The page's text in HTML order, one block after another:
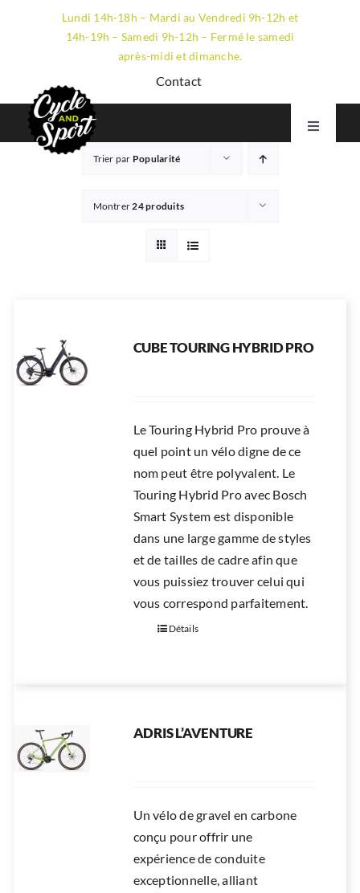
Lundi 14h-18h – Mardi au Vendredi 9h-12h et
14h-19h – Samedi 9h-12h – Fermé le samedi
après-midi et dimanche.
Contact
Toggle
RÉPARATION
Trier par Popularité
Montrer24 produits
CUBE TOURING HYBRID PRO
Le Touring Hybrid Pro prouve à
quel point un vélo digne de ce
nom peut être polyvalent. Le
Touring Hybrid Pro avec Bosch
Smart System est disponible
dans une large gamme de styles
et de tailles de cadre afin que
vous puissiez trouver celui qui
vous correspond parfaitement.
Détails
ADRIS L’AVENTURE
Un vélo de gravel en carbone
conçu pour offrir une
expérience de conduite
exceptionnelle, alliant